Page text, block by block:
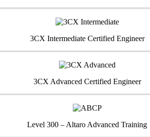
3CX Intermediate Certified Engineer
3CX Advanced Certified Engineer
Level 300 – Altaro Advanced Training